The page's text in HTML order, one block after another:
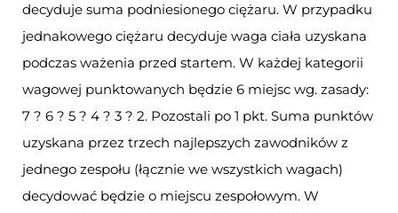
decyduje suma podniesionego ciężaru. W przypadku
jednakowego ciężaru decyduje waga ciała uzyskana
podczas ważenia przed startem. W każdej kategorii
wagowej punktowanych będzie 6 miejsc wg. zasady:
7 ? 6 ? 5 ? 4 ? 3 ? 2. Pozostali po 1 pkt. Suma punktów
uzyskana przez trzech najlepszych zawodników z
jednego zespołu (łącznie we wszystkich wagach)
decydować będzie o miejscu zespołowym. W